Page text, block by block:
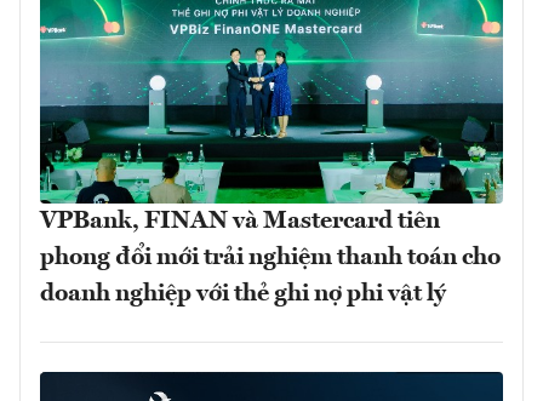
VPBank, FINAN và Mastercard tiên
phong đổi mới trải nghiệm thanh toán cho
doanh nghiệp với thẻ ghi nợ phi vật lý